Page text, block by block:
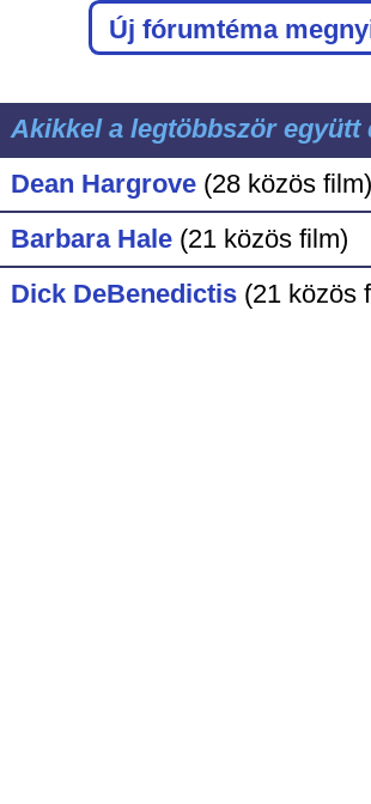
Új fórumtéma
Akikkel a legtöbbször együtt
Dean Hargrove (28 közös film)
Barbara Hale (21 közös film)
Dick DeBenedictis (21 közös